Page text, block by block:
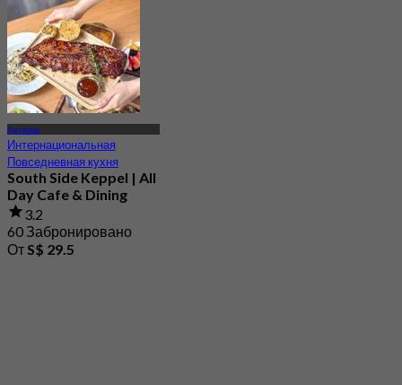
Аутрам
Интернациональная
Повседневная кухня
South Side Keppel | All
Day Cafe & Dining
3.2
60 Забронировано
ОтS$ 29.5